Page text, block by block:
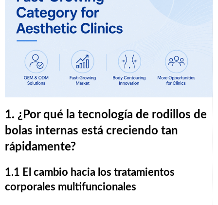
1. ¿Por qué la tecnología de rodillos de
bolas internas está creciendo tan
rápidamente?
1.1 El cambio hacia los tratamientos
corporales multifuncionales